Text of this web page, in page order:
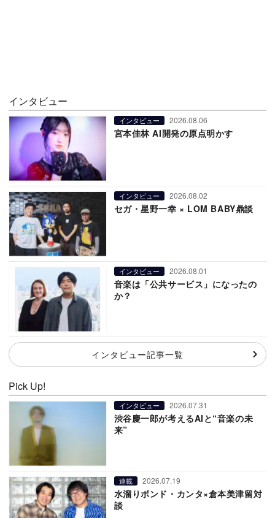
インタビュー
インタビュー 2026.08.06
宮本佳林 AI開発の原点明かす
インタビュー 2026.08.02
セガ・星野一幸 × LOM BABY鼎談
インタビュー 2026.08.01
音楽は「公共サービス」になったの
か？
インタビュー記事一覧
Pick Up!
インタビュー 2026.07.31
渋谷慶一郎が考えるAIと“音楽の未
来”
連載 2026.07.19
水溜りボンド・カンタ×倉本美津留対
談